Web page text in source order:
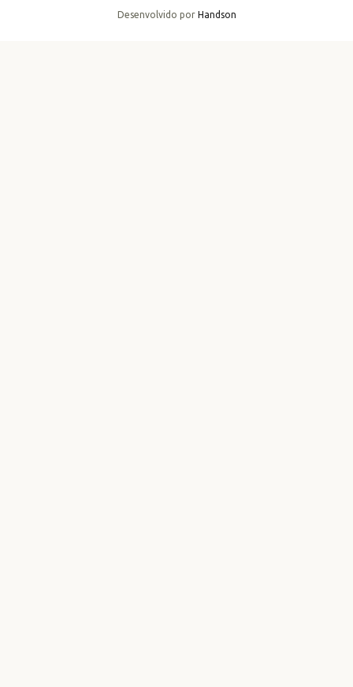
Desenvolvido por Handson